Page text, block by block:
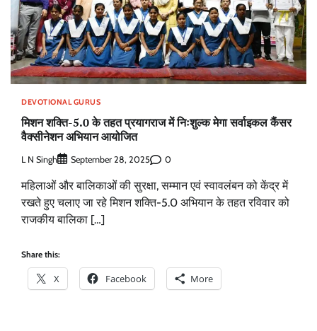
DEVOTIONAL GURUS
मिशन शक्ति-5.0 के तहत प्रयागराज में निःशुल्क मेगा सर्वाइकल कैंसर
वैक्सीनेशन अभियान आयोजित
L N Singh September 28, 2025 0
महिलाओं और बालिकाओं की सुरक्षा, सम्मान एवं स्वावलंबन को केंद्र में
रखते हुए चलाए जा रहे मिशन शक्ति-5.0 अभियान के तहत रविवार को
राजकीय बालिका […]
Share this:
X Facebook More